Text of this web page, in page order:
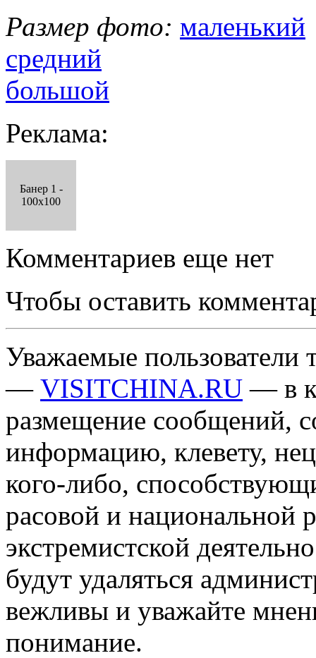
Размер фото: маленький
средний
большой
Реклама:
Банер 1 -
100x100
Комментариев еще нет
Чтобы оставить
Уважаемые пользователи
— VISITCHINA.RU — в
размещение сообщений,
информацию, клевету,
кого-либо,
расовой и национальной
экстремистской
будут удаляться
вежливы и уважайте
понимание.